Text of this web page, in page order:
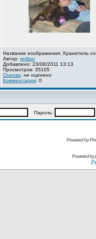
Название изображения: Хранитель
Автор: redbor
Добавлено: 23/08/2011 13:13
Просмотров: 35105
Оценка: не оценено
Комментарии: 0
Пароль:
Powered by
Powered by